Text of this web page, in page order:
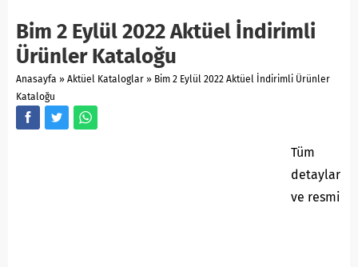
Bim 2 Eylül 2022 Aktüel İndirimli
Ürünler Kataloğu
Anasayfa » Aktüel Kataloglar » Bim 2 Eylül 2022 Aktüel İndirimli Ürünler
Kataloğu
Tüm
detaylar
ve resmi